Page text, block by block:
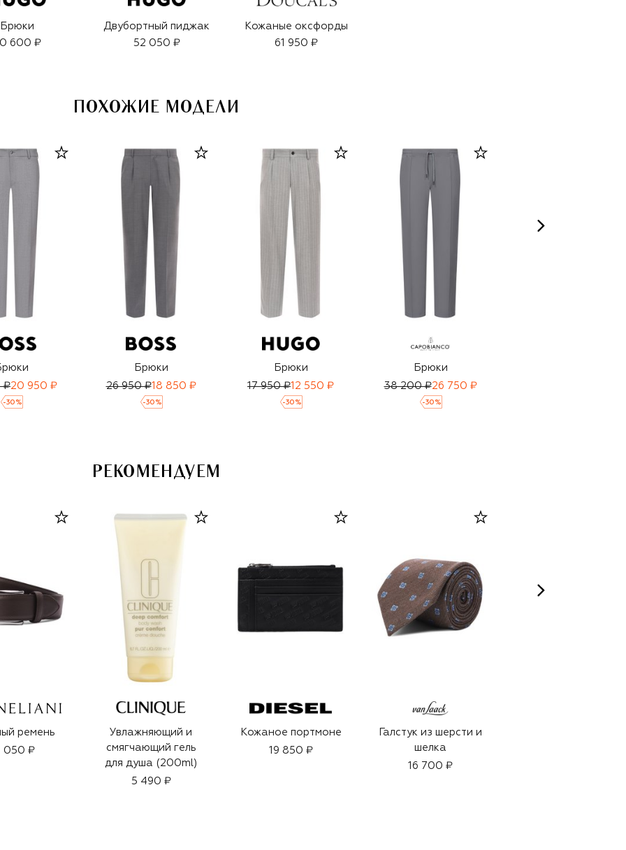
Брюки
600 ₽
Двубортный пиджак
52 050 ₽
Кожаные оксфорды
61 950 ₽
ПОХОЖИЕ МОДЕЛИ
₽20 950 ₽
-30 %
Брюки
26 950 ₽18 850 ₽
-30 %
Брюки
17 950 ₽12 550 ₽
-30 %
Брюки
38 200 ₽26 750 ₽
-30 %
РЕКОМЕНДУЕМ
ремень
050 ₽
Увлажняющий и
смягчающий гель
для душа (200ml)
5 490 ₽
Кожаное портмоне
19 850 ₽
Галстук из шерсти и
шелка
16 700 ₽